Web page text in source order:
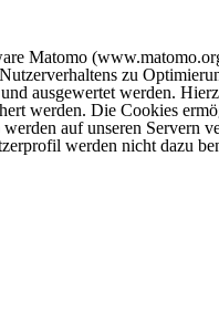
Matomo
zu
ausgewertet werden.
werden. Die Cookies
auf unseren Servern
werden nicht dazu